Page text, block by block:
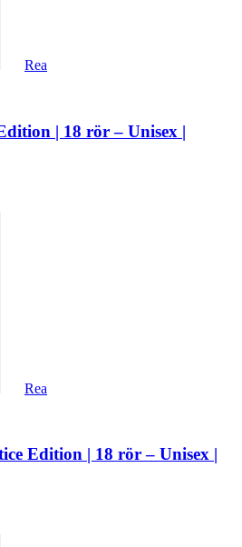
Rea
| 18 rör – Unisex |
Rea
Edition | 18 rör – Unisex |